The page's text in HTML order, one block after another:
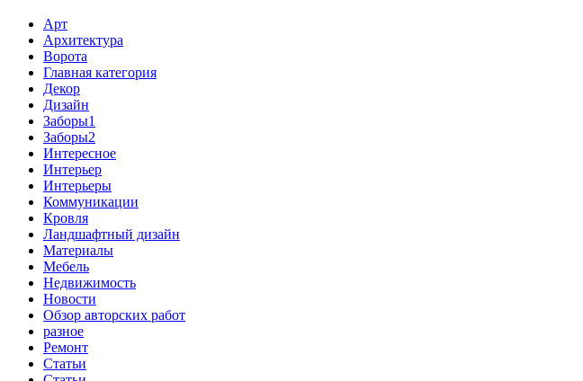
Арт
Архитектура
Ворота
Главная категория
Декор
Дизайн
Заборы1
Заборы2
Интересное
Интерьер
Интерьеры
Коммуникации
Кровля
Ландшафтный дизайн
Материалы
Мебель
Недвижимость
Новости
Обзор авторских работ
разное
Ремонт
Статьи